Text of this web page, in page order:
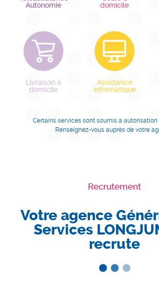
Autonomie
domicile
Livraison à
domicile
Assistance
informatique
Certains services sont soumis à autorisation
Renseignez-vous auprès de votre
Recrutement
Votre agence
Services
recrute